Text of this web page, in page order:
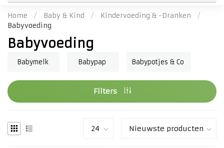
Home / Baby & Kind / Kindervoeding & -Dranken
/
Babyvoeding
Babyvoeding
Babymelk Babypap Babypotjes & Co
Filters